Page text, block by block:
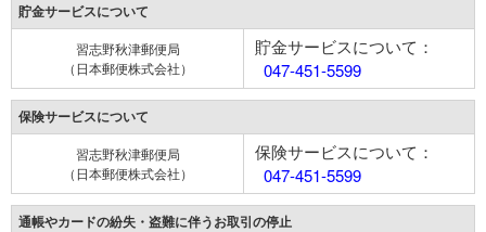
貯金サービスについて
習志野秋津郵便局
（日本郵便株式会社）
貯金サービスについて：
047-451-5599
保険サービスについて
習志野秋津郵便局
（日本郵便株式会社）
保険サービスについて：
047-451-5599
通帳やカードの紛失・盗難に伴うお取引の停止